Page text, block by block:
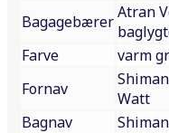
BagagebærerAtran
Farve
varm
Fornav
Watt
Bagnav